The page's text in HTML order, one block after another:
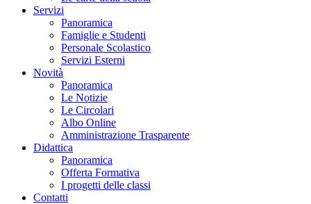
Servizi
Panoramica
Famiglie e Studenti
Personale Scolastico
Servizi Esterni
Novità
Panoramica
Le Notizie
Le Circolari
Albo Online
Amministrazione Trasparente
Didattica
Panoramica
Offerta Formativa
I progetti delle classi
Contatti